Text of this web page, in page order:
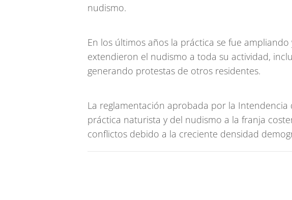
nudismo.
En los últimos años la práctica se fue
extendieron el nudismo a toda su actividad,
generando protestas de otros residentes.
La reglamentación aprobada por la
práctica naturista y del nudismo a la franja
conflictos debido a la creciente densidad